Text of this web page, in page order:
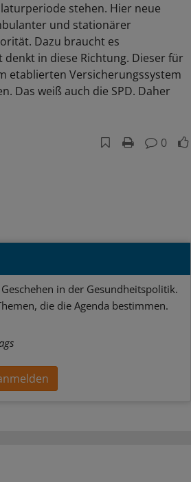
stehen. Hier neue
und stationärer
Dazu braucht es
in diese Richtung. Dieser für
etablierten Versicherungssystem
Das weiß auch die SPD. Daher
0
in der Gesundheitspolitik.
die die Agenda bestimmen.